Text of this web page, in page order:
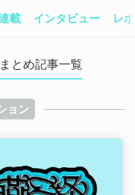
載 インタビュー レ
とめ記事一覧
ョン